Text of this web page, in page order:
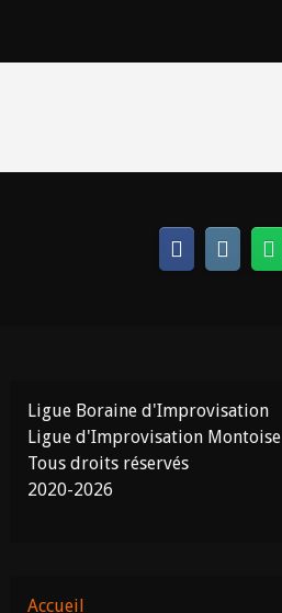
Ligue Boraine d'Improvisation
Ligue d'Improvisation Montoise
Tous droits réservés
2020-2026
Accueil